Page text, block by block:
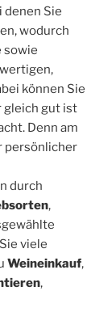
denen Sie
wodurch
sowie
können Sie
gleich gut ist
Denn am
persönlicher
durch
,
viele
Weineinkauf,
,